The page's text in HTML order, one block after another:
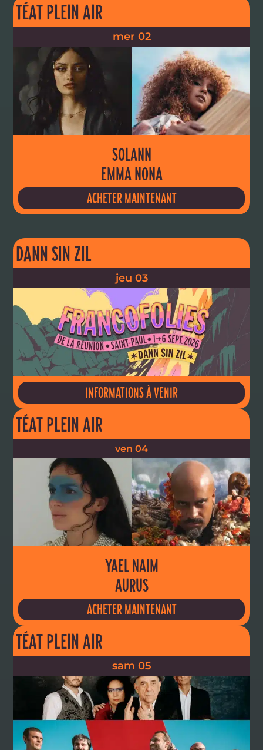
TÉAT PLEIN AIR
mer 02
SOLANN
EMMA NONA
ACHETER MAINTENANT
DANN SIN ZIL
jeu 03
INFORMATIONS À VENIR
TÉAT PLEIN AIR
ven 04
YAEL NAIM
AURUS
ACHETER MAINTENANT
TÉAT PLEIN AIR
sam 05